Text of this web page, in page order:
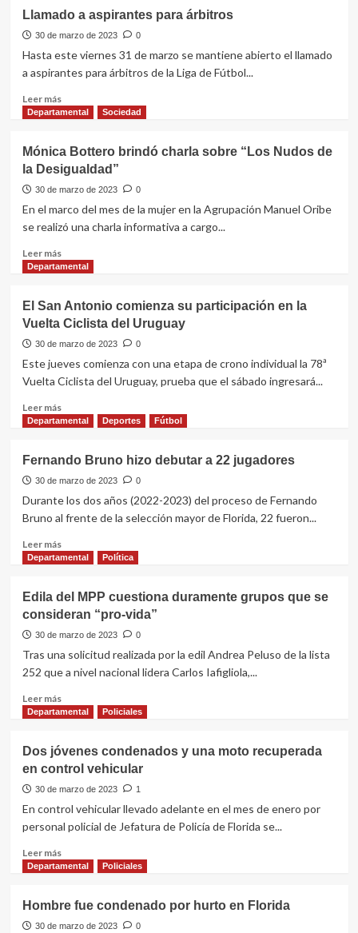
Llamado a aspirantes para árbitros
30 de marzo de 2023 0
Hasta este viernes 31 de marzo se mantiene abierto el llamado
a aspirantes para árbitros de la Liga de Fútbol...
Leer másLeer
más
a
aspirantes
para
árbitros
Departamental Sociedad
Mónica Bottero brindó charla sobre “Los Nudos de
la Desigualdad”
30 de marzo de 2023 0
En el marco del mes de la mujer en la Agrupación Manuel Oribe
se realizó una charla informativa a cargo...
Leer másLeer
más
Bottero
brindó
charla
Nudos
la
Departamental
El San Antonio comienza su participación en la
Vuelta Ciclista del Uruguay
30 de marzo de 2023 0
Este jueves comienza con una etapa de crono individual la 78ª
Vuelta Ciclista del Uruguay, prueba que el sábado ingresará...
Leer másLeer
más
San
Antonio
comienza
su
en
la
del
Uruguay
Departamental Deportes Fútbol
Fernando Bruno hizo debutar a 22 jugadores
30 de marzo de 2023 0
Durante los dos años (2022-2023) del proceso de Fernando
Bruno al frente de la selección mayor de Florida, 22 fueron...
Leer másLeer
más
Bruno
hizo
debutar
jugadores
Departamental Política
Edila del MPP cuestiona duramente grupos que se
consideran “pro-vida”
30 de marzo de 2023 0
Tras una solicitud realizada por la edil Andrea Peluso de la lista
252 que a nivel nacional lidera Carlos Iafigliola,...
Leer másLeer
más
del
MPP
cuestiona
duramente
que
consideran
Departamental Policiales
Dos jóvenes condenados y una moto recuperada
en control vehicular
30 de marzo de 2023 1
En control vehicular llevado adelante en el mes de enero por
personal policial de Jefatura de Policía de Florida se...
Leer másLeer
más
jóvenes
condenados
Departamental Policiales
Hombre fue condenado por hurto en Florida
30 de marzo de 2023 0